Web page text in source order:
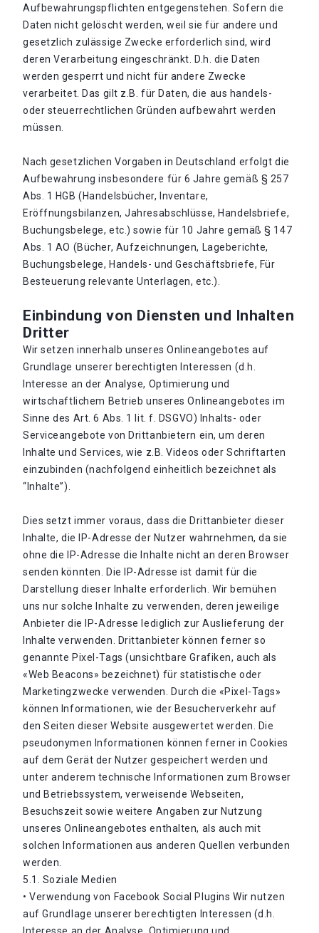
Aufbewahrungspflichten entgegenstehen. Sofern die
Daten nicht gelöscht werden, weil sie für andere und
gesetzlich zulässige Zwecke erforderlich sind, wird
deren Verarbeitung eingeschränkt. D.h. die Daten
werden gesperrt und nicht für andere Zwecke
verarbeitet. Das gilt z.B. für Daten, die aus handels-
oder steuerrechtlichen Gründen aufbewahrt werden
müssen.
Nach gesetzlichen Vorgaben in Deutschland erfolgt die
Aufbewahrung insbesondere für 6 Jahre gemäß § 257
Abs. 1 HGB (Handelsbücher, Inventare,
Eröffnungsbilanzen, Jahresabschlüsse, Handelsbriefe,
Buchungsbelege, etc.) sowie für 10 Jahre gemäß § 147
Abs. 1 AO (Bücher, Aufzeichnungen, Lageberichte,
Buchungsbelege, Handels- und Geschäftsbriefe, Für
Besteuerung relevante Unterlagen, etc.).
Einbindung von Diensten und Inhalten
Dritter
Wir setzen innerhalb unseres Onlineangebotes auf
Grundlage unserer berechtigten Interessen (d.h.
Interesse an der Analyse, Optimierung und
wirtschaftlichem Betrieb unseres Onlineangebotes im
Sinne des Art. 6 Abs. 1 lit. f. DSGVO) Inhalts- oder
Serviceangebote von Drittanbietern ein, um deren
Inhalte und Services, wie z.B. Videos oder Schriftarten
einzubinden (nachfolgend einheitlich bezeichnet als
“Inhalte”).
Dies setzt immer voraus, dass die Drittanbieter dieser
Inhalte, die IP-Adresse der Nutzer wahrnehmen, da sie
ohne die IP-Adresse die Inhalte nicht an deren Browser
senden könnten. Die IP-Adresse ist damit für die
Darstellung dieser Inhalte erforderlich. Wir bemühen
uns nur solche Inhalte zu verwenden, deren jeweilige
Anbieter die IP-Adresse lediglich zur Auslieferung der
Inhalte verwenden. Drittanbieter können ferner so
genannte Pixel-Tags (unsichtbare Grafiken, auch als
«Web Beacons» bezeichnet) für statistische oder
Marketingzwecke verwenden. Durch die «Pixel-Tags»
können Informationen, wie der Besucherverkehr auf
den Seiten dieser Website ausgewertet werden. Die
pseudonymen Informationen können ferner in Cookies
auf dem Gerät der Nutzer gespeichert werden und
unter anderem technische Informationen zum Browser
und Betriebssystem, verweisende Webseiten,
Besuchszeit sowie weitere Angaben zur Nutzung
unseres Onlineangebotes enthalten, als auch mit
solchen Informationen aus anderen Quellen verbunden
werden.
5.1. Soziale Medien
• Verwendung von Facebook Social Plugins Wir nutzen
auf Grundlage unserer berechtigten Interessen (d.h.